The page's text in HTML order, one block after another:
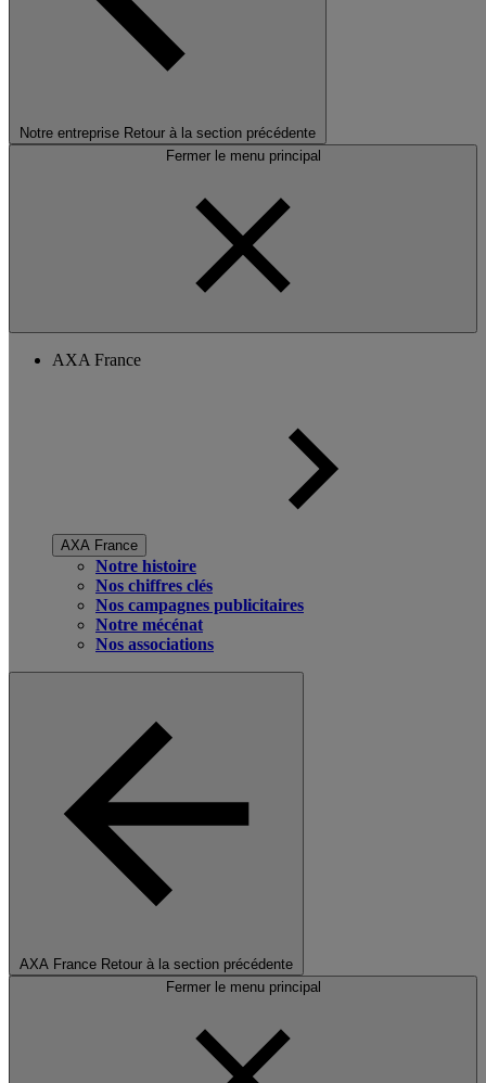
Notre entreprise Retour à la section précédente
Fermer le menu principal
AXA France
AXA France
Notre histoire
Nos chiffres clés
Nos campagnes publicitaires
Notre mécénat
Nos associations
AXA France Retour à la section précédente
Fermer le menu principal